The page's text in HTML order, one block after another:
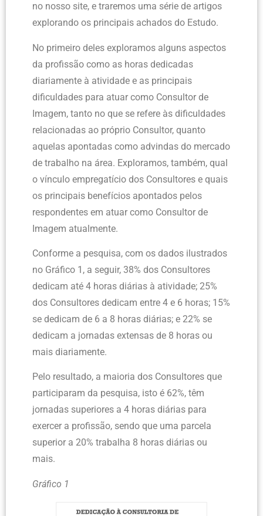
no nosso site, e traremos uma série de artigos
explorando os principais achados do Estudo.
No primeiro deles exploramos alguns aspectos
da profissão como as horas dedicadas
diariamente à atividade e as principais
dificuldades para atuar como Consultor de
Imagem, tanto no que se refere às dificuldades
relacionadas ao próprio Consultor, quanto
aquelas apontadas como advindas do mercado
de trabalho na área. Exploramos, também, qual
o vínculo empregatício dos Consultores e quais
os principais benefícios apontados pelos
respondentes em atuar como Consultor de
Imagem atualmente.
Conforme a pesquisa, com os dados ilustrados
no Gráfico 1, a seguir, 38% dos Consultores
dedicam até 4 horas diárias à atividade; 25%
dos Consultores dedicam entre 4 e 6 horas; 15%
se dedicam de 6 a 8 horas diárias; e 22% se
dedicam a jornadas extensas de 8 horas ou
mais diariamente.
Pelo resultado, a maioria dos Consultores que
participaram da pesquisa, isto é 62%, têm
jornadas superiores a 4 horas diárias para
exercer a profissão, sendo que uma parcela
superior a 20% trabalha 8 horas diárias ou
mais.
Gráfico 1